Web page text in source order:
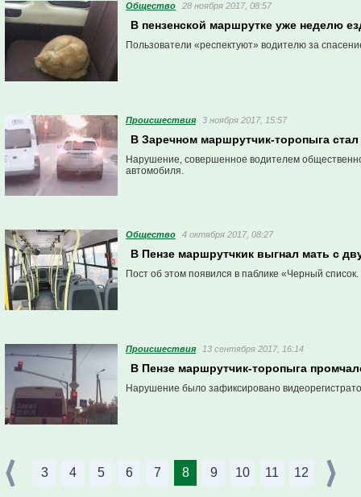
Общество 28 ноября 2017, 08:57
В пензенской маршрутке уже неделю
Пользователи «респектуют» водителю за
Проиcшествия 3 ноября 2017, 15:57
В Заречном маршрутчик-торопыга стал
Нарушение, совершенное водителем
автомобиля.
Общество 4 октября 2017, 08:27
В Пензе маршрутчкик выгнал мать с
Пост об этом появился в паблике «Черный
Проиcшествия 13 сентября 2017, 16:14
В Пензе маршрутчик-торопыга
Нарушение было зафиксировано
3 4 5 6 7 8 9 10 11 12